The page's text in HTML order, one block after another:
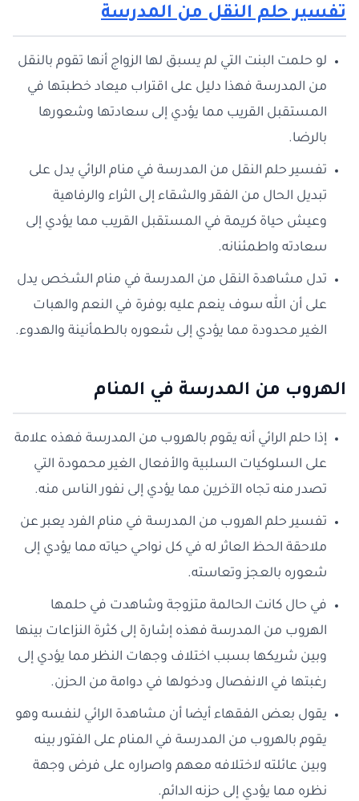
تفسير حلم النقل من المدرسة
لو حلمت البنت التي لم يسبق لها الزواج أنها تقوم بالنقل
من المدرسة فهذا دليل على اقتراب ميعاد خطبتها في
المستقبل القريب مما يؤدي إلى سعادتها وشعورها
بالرضا.
تفسير حلم النقل من المدرسة في منام الرائي يدل على
تبديل الحال من الفقر والشقاء إلى الثراء والرفاهية
وعيش حياة كريمة في المستقبل القريب مما يؤدي إلى
سعادته واطمئنانه.
تدل مشاهدة النقل من المدرسة في منام الشخص يدل
على أن الله سوف ينعم عليه بوفرة في النعم والهبات
الغير محدودة مما يؤدي إلى شعوره بالطمأنينة والهدوء.
الهروب من المدرسة في المنام
إذا حلم الرائي أنه يقوم بالهروب من المدرسة فهذه علامة
على السلوكيات السلبية والأفعال الغير محمودة التي
تصدر منه تجاه الآخرين مما يؤدي إلى نفور الناس منه.
تفسير حلم الهروب من المدرسة في منام الفرد يعبر عن
ملاحقة الحظ العاثر له في كل نواحي حياته مما يؤدي إلى
شعوره بالعجز وتعاسته.
في حال كانت الحالمة متزوجة وشاهدت في حلمها
الهروب من المدرسة فهذه إشارة إلى كثرة النزاعات بينها
وبين شريكها بسبب اختلاف وجهات النظر مما يؤدي إلى
رغبتها في الانفصال ودخولها في دوامة من الحزن.
يقول بعض الفقهاء أيضا أن مشاهدة الرائي لنفسه وهو
يقوم بالهروب من المدرسة في المنام على الفتور بينه
وبين عائلته لاختلافه معهم واصراره على فرض وجهة
نظره مما يؤدي إلى حزنه الدائم.